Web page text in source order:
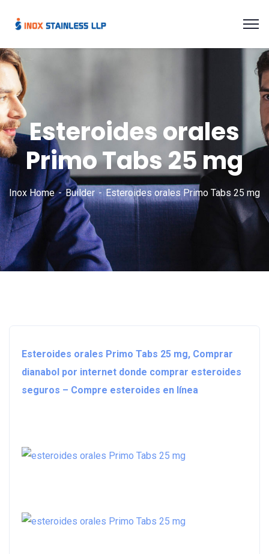
Esteroides orales
Primo Tabs 25 mg
Inox Home Builder Esteroides orales Primo Tabs 25 mg
Esteroides orales Primo Tabs 25 mg, Comprar
dianabol por internet donde comprar esteroides
seguros – Compre esteroides en línea